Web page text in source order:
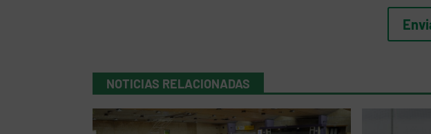
NOTICIAS RELACIONADAS